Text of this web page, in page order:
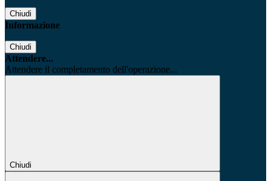
Chiudi
Informazione
Chiudi
Attendere...
Attendere il completamento dell'operazione...
Chiudi